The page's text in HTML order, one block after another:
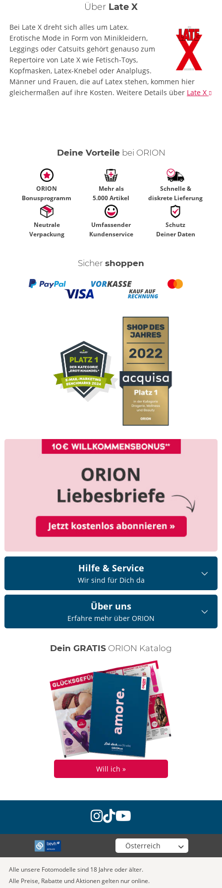
Über Late X
Bei Late X dreht sich alles um Latex.
Erotische Mode in Form von Minikleidern,
Leggings oder Catsuits gehört genauso zum
Repertoire von Late X wie Fetisch-Toys,
Kopfmasken, Latex-Knebel oder Analplugs.
Männer und Frauen, die auf Latex stehen, kommen hier
gleichermaßen auf ihre Kosten. Weitere Details über Late X
Deine Vorteilebei ORION
ORION
Bonusprogramm
Mehr als
5.000 Artikel
Schnelle &
diskrete Lieferung
Neutrale
Verpackung
Umfassender
Kundenservice
Schutz
Deiner Daten
Sicher shoppen
Hilfe & Service
Wir sind für Dich da
Über uns
Erfahre mehr über ORION
Dein GRATIS ORION Katalog
Will ich »
instagram
tiktok
youtube
Wähle deinen Shop
Alle unsere Fotomodelle sind 18 Jahre oder älter.
Alle Preise, Rabatte und Aktionen gelten nur online.